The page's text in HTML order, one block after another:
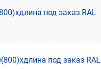
под заказ RAL
под заказ RAL